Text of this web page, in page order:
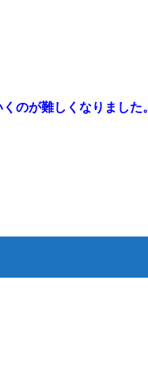
のが難しくなりました。